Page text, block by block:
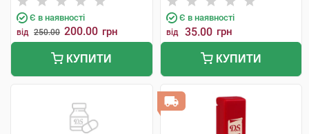
Є в наявності
від 250.00 200.00 грн
КУПИТИ
Є в наявності
від 35.00 грн
КУПИТИ